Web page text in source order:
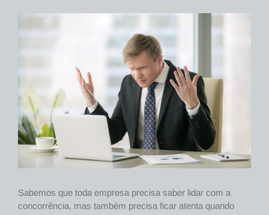
Sabemos que toda empresa precisa saber lidar com a
concorrência, mas também precisa ficar atenta quando